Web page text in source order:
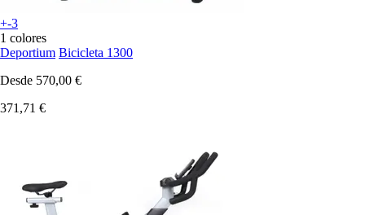
+-3
1 colores
Deportium Bicicleta 1300
Desde 570,00 €
371,71 €